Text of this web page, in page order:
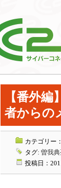
【番外
者からの
カテゴリー：
タグ: 曽我
投稿日：